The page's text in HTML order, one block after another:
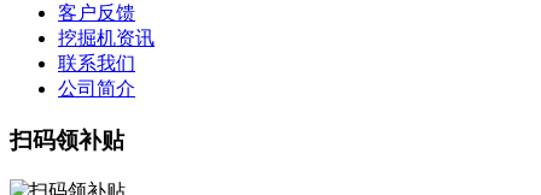
客户反馈
挖掘机资讯
联系我们
公司简介
扫码领补贴